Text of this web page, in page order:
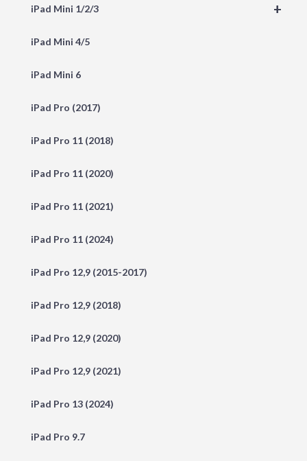
+
iPad Mini 1/2/3
iPad Mini 4/5
iPad Mini 6
iPad Pro (2017)
iPad Pro 11 (2018)
iPad Pro 11 (2020)
iPad Pro 11 (2021)
iPad Pro 11 (2024)
iPad Pro 12,9 (2015-2017)
iPad Pro 12,9 (2018)
iPad Pro 12,9 (2020)
iPad Pro 12,9 (2021)
iPad Pro 13 (2024)
iPad Pro 9.7